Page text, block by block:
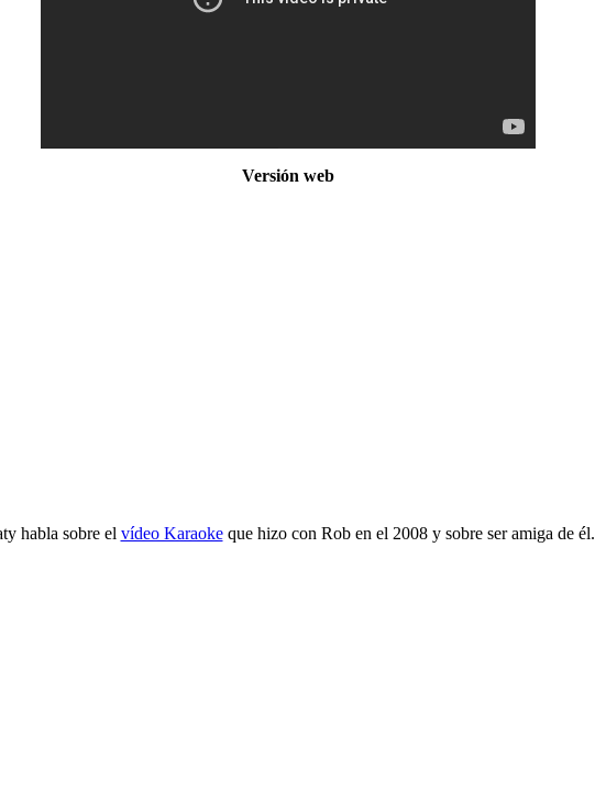
Versión web
habla sobre el vídeo Karaokeque hizo con Rob en el 2008 y sobre ser amiga de él.